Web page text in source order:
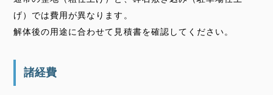
げ）では費用が異なります。
解体後の用途に合わせて見積書を確認してください。
諸経費